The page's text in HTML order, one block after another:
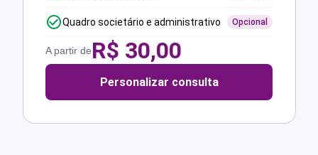
Quadro societário e administrativo Opcional
A partir deR$ 30,00
Personalizar consulta